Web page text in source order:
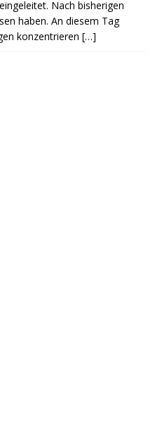
Nach bisherigen
haben. An diesem Tag
konzentrieren […]